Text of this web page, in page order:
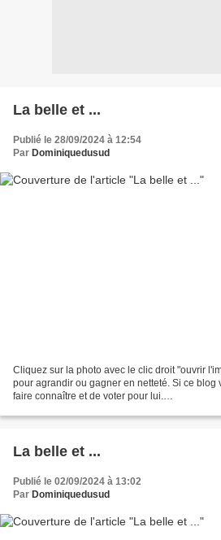
La belle et ...
Publié le 28/09/2024 à 12:54
Par Dominiquedusud
Cliquez sur la photo avec le clic droit "ouvrir
pour agrandir ou gagner en netteté. Si ce blog
faire connaître et de voter pour lui.
La belle et ...
Publié le 02/09/2024 à 13:02
Par Dominiquedusud